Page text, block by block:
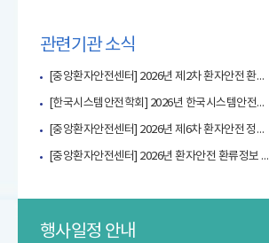
관련기관 소식
[중앙환자안전센터] 2026년 제2차 환자안전 환류정보 활용 콘텐츠 게시 안내
[한국시스템안전학회] 2026년 한국시스템안전학회 학술대회 개최 안내
[중앙환자안전센터] 2026년 제6차 환자안전 정보제공지 안내
[중앙환자안전센터] 2026년 환자안전 환류정보 활용 우수사례 공모전 개최 안내
행사일정 안내